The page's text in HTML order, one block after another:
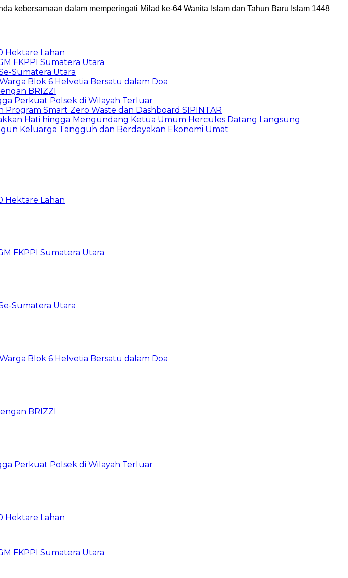
kebersamaan dalam memperingati Milad ke-64 Wanita Islam dan Tahun Baru Islam 1448
Hektare Lahan
FKPPI Sumatera Utara
Sumatera Utara
Blok 6 Helvetia Bersatu dalam Doa
BRIZZI
Perkuat Polsek di Wilayah Terluar
Smart Zero Waste dan Dashboard SIPINTAR
Hati hingga Mengundang Ketua Umum Hercules Datang Langsung
Keluarga Tangguh dan Berdayakan Ekonomi Umat
Hektare Lahan
FKPPI Sumatera Utara
Sumatera Utara
Blok 6 Helvetia Bersatu dalam Doa
BRIZZI
Perkuat Polsek di Wilayah Terluar
Hektare Lahan
FKPPI Sumatera Utara